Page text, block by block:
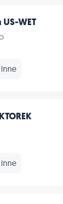
WET
Inne
Inne